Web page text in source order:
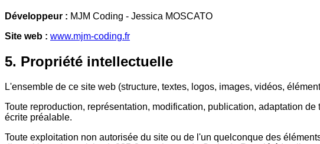
Développeur : MJM Coding - Jessica MOSCATO
Site web : www.mjm-coding.fr
5. Propriété intellectuelle
L'ensemble de ce site web (structure, textes, logos, images, vidéos,
Toute reproduction, représentation, modification, publication, adaptation
écrite préalable.
Toute exploitation non autorisée du site ou de l'un quelconque des